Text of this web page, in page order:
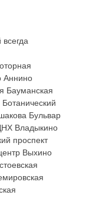
Аннино
Бауманская
Бульвар
Владыкино
проспект
Выхино